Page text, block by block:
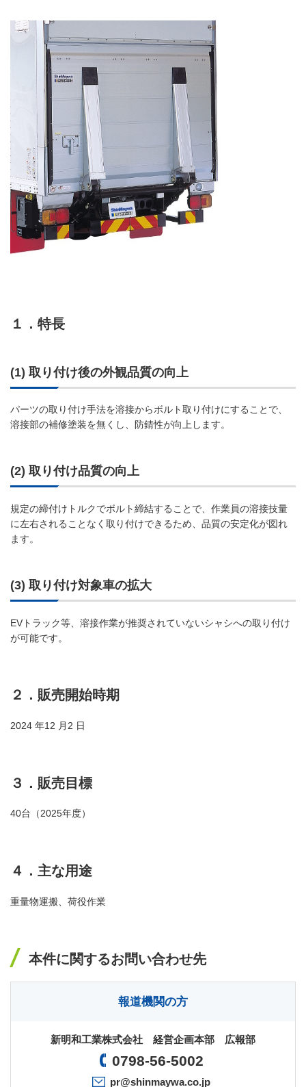
１．特長
(1) 取り付け後の外観品質の向上
パーツの取り付け手法を溶接からボルト取り付けにすることで、
溶接部の補修塗装を無くし、防錆性が向上します。
(2) 取り付け品質の向上
規定の締付けトルクでボルト締結することで、作業員の溶接技量
に左右されることなく取り付けできるため、品質の安定化が図れ
ます。
(3) 取り付け対象車の拡大
EVトラック等、溶接作業が推奨されていないシャシへの取り付け
が可能です。
２．販売開始時期
2024 年12 月2 日
３．販売目標
40台（2025年度）
４．主な用途
重量物運搬、荷役作業
本件に関するお問い合わせ先
報道機関の方
新明和工業株式会社 経営企画本部 広報部
0798-56-5002
pr@shinmaywa.co.jp